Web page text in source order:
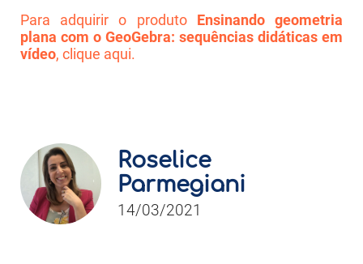
Para adquirir o produto Ensinando geometria
plana com o GeoGebra: sequências didáticas em
vídeo, clique aqui.
Roselice
Parmegiani
14/03/2021